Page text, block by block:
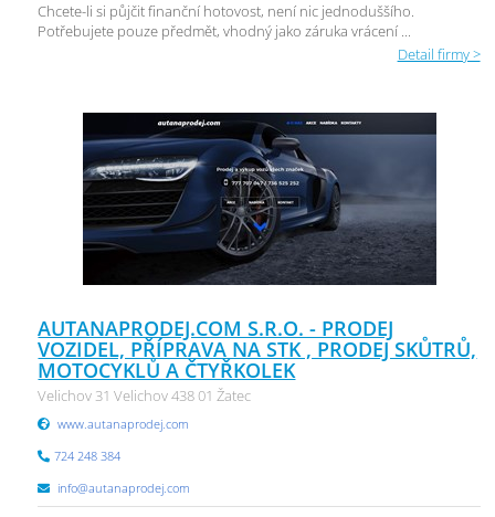
Chcete-li si půjčit finanční hotovost, není nic jednoduššího.
Potřebujete pouze předmět, vhodný jako záruka vrácení ...
Detail firmy >
AUTANAPRODEJ.COM S.R.O. - PRODEJ
VOZIDEL, PŘÍPRAVA NA STK , PRODEJ SKŮTRŮ,
MOTOCYKLŮ A ČTYŘKOLEK
Velichov 31 Velichov 438 01 Žatec
www.autanaprodej.com
724 248 384
info@autanaprodej.com